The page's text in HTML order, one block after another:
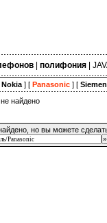
| полифония|
Nokia] [ Panasonic] [
найдено
но вы можете